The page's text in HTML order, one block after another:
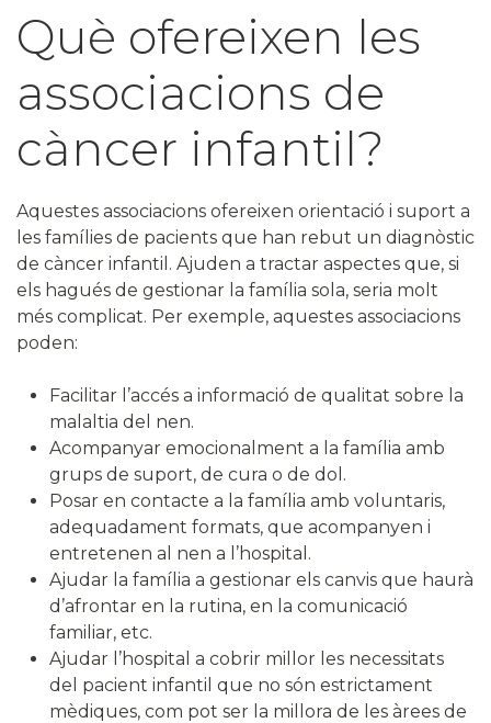
Què ofereixen les
associacions de
càncer infantil?
Aquestes associacions ofereixen orientació i suport a
les famílies de pacients que han rebut un diagnòstic
de càncer infantil. Ajuden a tractar aspectes que, si
els hagués de gestionar la família sola, seria molt
més complicat. Per exemple, aquestes associacions
poden:
Facilitar l’accés a informació de qualitat sobre la
malaltia del nen.
Acompanyar emocionalment a la família amb
grups de suport, de cura o de dol.
Posar en contacte a la família amb voluntaris,
adequadament formats, que acompanyen i
entretenen al nen a l’hospital.
Ajudar la família a gestionar els canvis que haurà
d’afrontar en la rutina, en la comunicació
familiar, etc.
Ajudar l’hospital a cobrir millor les necessitats
del pacient infantil que no són estrictament
mèdiques, com pot ser la millora de les àrees de